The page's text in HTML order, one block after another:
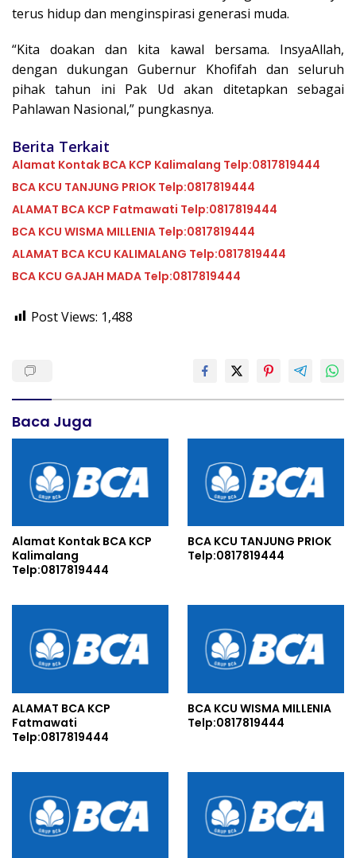
terus hidup dan menginspirasi generasi muda.
“Kita doakan dan kita kawal bersama. InsyaAllah,
dengan dukungan Gubernur Khofifah dan seluruh
pihak tahun ini Pak Ud akan ditetapkan sebagai
Pahlawan Nasional,” pungkasnya.
Berita Terkait
Alamat Kontak BCA KCP Kalimalang Telp:0817819444
BCA KCU TANJUNG PRIOK Telp:0817819444
ALAMAT BCA KCP Fatmawati Telp:0817819444
BCA KCU WISMA MILLENIA Telp:0817819444
ALAMAT BCA KCU KALIMALANG Telp:0817819444
BCA KCU GAJAH MADA Telp:0817819444
Post Views: 1,488
Baca Juga
Alamat Kontak BCA KCP
Kalimalang
Telp:0817819444
BCA KCU TANJUNG PRIOK
Telp:0817819444
ALAMAT BCA KCP
Fatmawati
Telp:0817819444
BCA KCU WISMA MILLENIA
Telp:0817819444